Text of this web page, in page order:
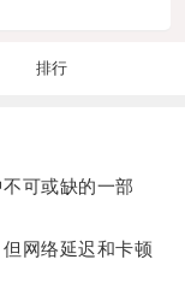
排行
可或缺的一部
网络延迟和卡顿